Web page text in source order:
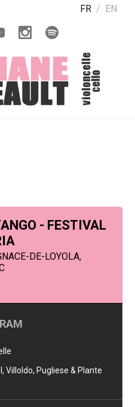
FR EN
- FESTIVAL
DE-LOYOLA,
Villoldo, Pugliese & Plante